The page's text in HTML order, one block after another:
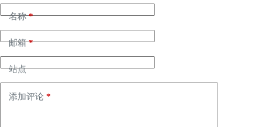
名称*
邮箱*
站点
添加评论 *